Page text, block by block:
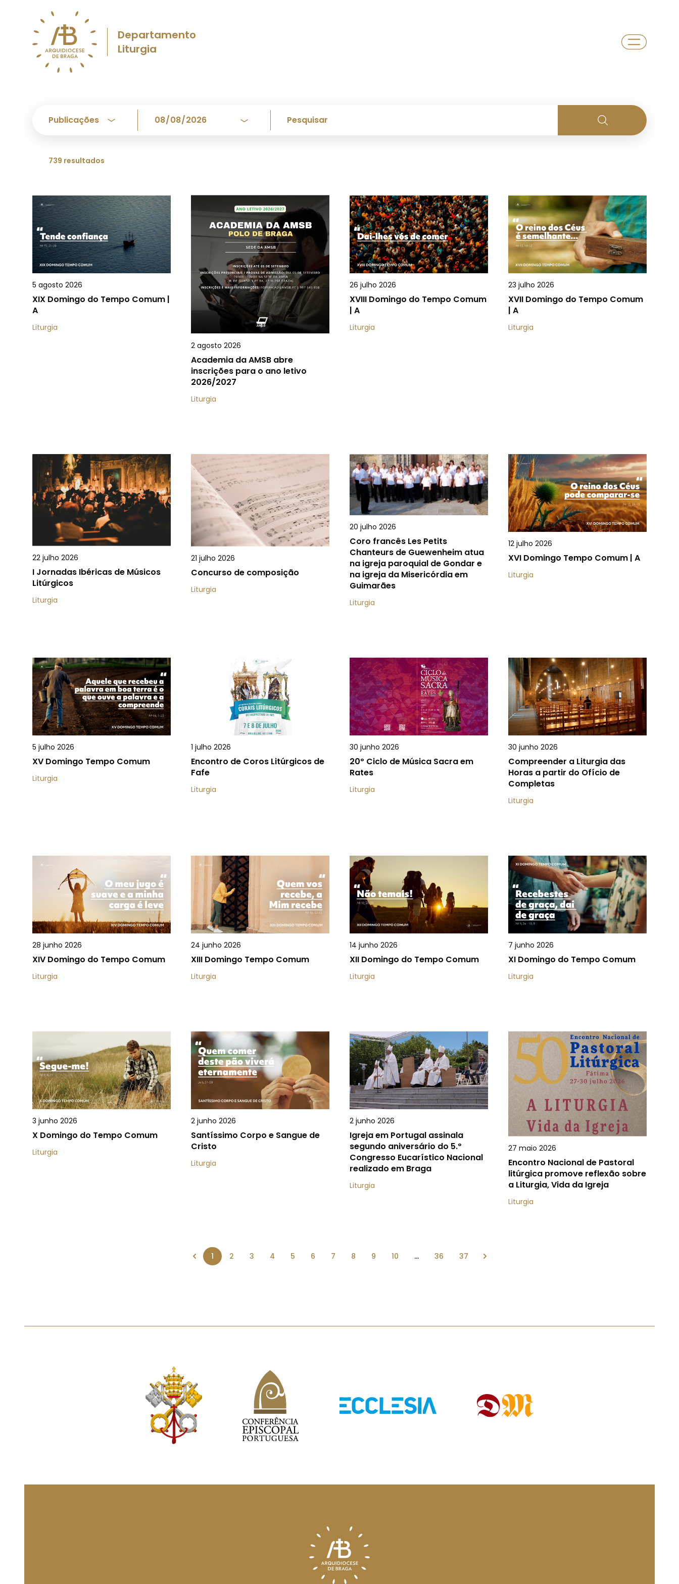
Departamento
Liturgia
739 resultados
5 agosto 2026
XIX Domingo do Tempo Comum |
A
Liturgia
2 agosto 2026
Academia da AMSB abre
inscrições para o ano letivo
2026/2027
Liturgia
26 julho 2026
XVIII Domingo do Tempo Comum
| A
Liturgia
23 julho 2026
XVII Domingo do Tempo Comum
| A
Liturgia
22 julho 2026
I Jornadas Ibéricas de Músicos
Litúrgicos
Liturgia
21 julho 2026
Concurso de composição
Liturgia
20 julho 2026
Coro francês Les Petits
Chanteurs de Guewenheim atua
na igreja paroquial de Gondar e
na igreja da Misericórdia em
Guimarães
Liturgia
12 julho 2026
XVI Domingo Tempo Comum | A
Liturgia
5 julho 2026
XV Domingo Tempo Comum
Liturgia
1 julho 2026
Encontro de Coros Litúrgicos de
Fafe
Liturgia
30 junho 2026
20º Ciclo de Música Sacra em
Rates
Liturgia
30 junho 2026
Compreender a Liturgia das
Horas a partir do Ofício de
Completas
Liturgia
28 junho 2026
XIV Domingo do Tempo Comum
Liturgia
24 junho 2026
XIII Domingo Tempo Comum
Liturgia
14 junho 2026
XII Domingo do Tempo Comum
Liturgia
7 junho 2026
XI Domingo do Tempo Comum
Liturgia
3 junho 2026
X Domingo do Tempo Comum
Liturgia
2 junho 2026
Santíssimo Corpo e Sangue de
Cristo
Liturgia
2 junho 2026
Igreja em Portugal assinala
segundo aniversário do 5.º
Congresso Eucarístico Nacional
realizado em Braga
Liturgia
27 maio 2026
Encontro Nacional de Pastoral
litúrgica promove reflexão sobre
a Liturgia, Vida da Igreja
Liturgia
1 2 3 4 5 6 7 8 9 10 ... 36 37